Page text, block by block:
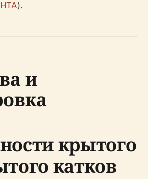
).
и
крытого
катков